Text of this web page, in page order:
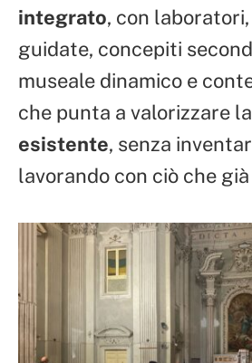
integrato, con
guidate, concepiti
museale dinamico e
che punta a valorizzare la
esistente, senza
lavorando con ciò che già